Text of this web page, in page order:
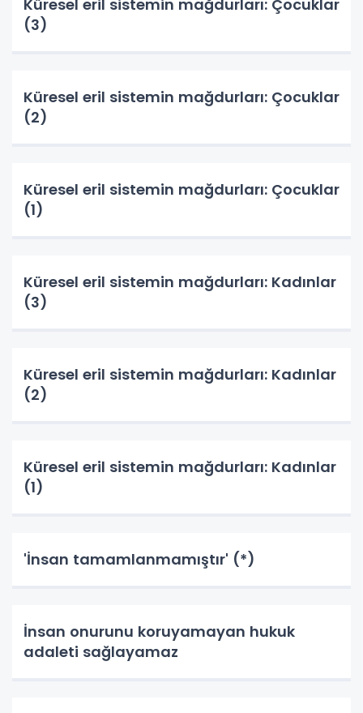
Küresel eril sistemin mağdurları: Çocuklar
(3)
Küresel eril sistemin mağdurları: Çocuklar
(2)
Küresel eril sistemin mağdurları: Çocuklar
(1)
Küresel eril sistemin mağdurları: Kadınlar
(3)
Küresel eril sistemin mağdurları: Kadınlar
(2)
Küresel eril sistemin mağdurları: Kadınlar
(1)
'İnsan tamamlanmamıştır' (*)
İnsan onurunu koruyamayan hukuk
adaleti sağlayamaz